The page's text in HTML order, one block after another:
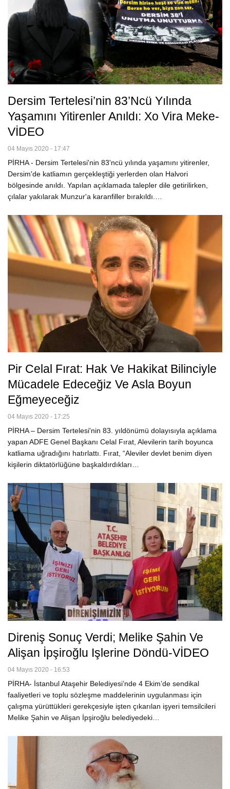
Dersim Tertelesi’nin 83’ncü Yılında
Yaşamını Yitirenler Anıldı: Xo Vira Meke-
VİDEO
04 Mayıs 2020 - 17:47
PİRHA - Dersim Tertelesi'nin 83'ncü yılında yaşamını yitirenler,
Dersim'de katliamın gerçekleştiği yerlerden olan Halvori
bölgesinde anıldı. Yapılan açıklamada talepler dile getirilirken,
çılalar yakılarak Munzur'a karanfiller bırakıldı.…
Pir Celal Fırat: Hak Ve Hakikat Bilinciyle
Mücadele Edeceğiz Ve Asla Boyun
Eğmeyeceğiz
04 Mayıs 2020 - 17:25
PİRHA – Dersim Tertelesi'nin 83. yıldönümü dolayısıyla açıklama
yapan ADFE Genel Başkanı Celal Fırat, Alevilerin tarih boyunca
katliama uğradığını hatırlattı. Fırat, “Aleviler devlet benim diyen
kişilerin diktatörlüğüne başkaldırdıkları…
Direniş Sonuç Verdi; Melike Şahin Ve
Alişan İpşiroğlu Işlerine Döndü-VİDEO
04 Mayıs 2020 - 16:53
PİRHA- İstanbul Ataşehir Belediyesi’nde 4 Ekim’de sendikal
faaliyetleri ve toplu sözleşme maddelerinin uygulanması için
çalışma yürüttükleri gerekçesiyle işten çıkarılan işyeri temsilcileri
Melike Şahin ve Alişan İpşiroğlu belediyedeki…